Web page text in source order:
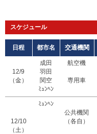
スケジュール
日程 都市名 交通機関
12/9
（金）
成田
羽田
関空
ﾐｭﾝﾍﾝ
航空機
専用車
12/10
（土）
ﾐｭﾝﾍﾝ
公共機関
（各自）